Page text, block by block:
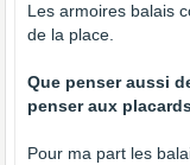
Les armoires balais
de la place.
Que penser aussi
penser aux
Pour ma part les